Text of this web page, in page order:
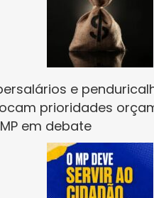
e
prioridades
em debate